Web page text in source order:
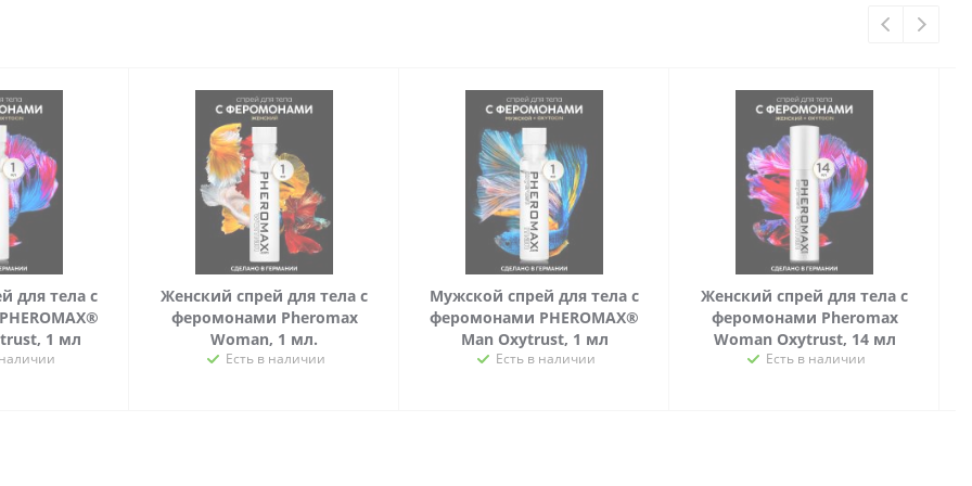
LIFE (Германия).
при покупке концентрата феромонов
ответственно к своему бюджету и здоровью,
оригинальный продукт и вы будете
положительным результатом.
для тела с
1 мл
Женский спрей для тела с
феромонами Pheromax
Woman, 1 мл.
Есть в наличии
Мужской спрей для тела с
феромонами PHEROMAX®
Man Oxytrust, 1 мл
Есть в наличии
Женский спрей для тела с
феромонами Pheromax
Woman Oxytrust, 14 мл
Есть в наличии